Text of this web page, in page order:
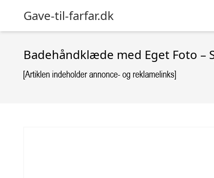
Gave-til-farfar.dk
Badehåndklæde med Eget Foto –